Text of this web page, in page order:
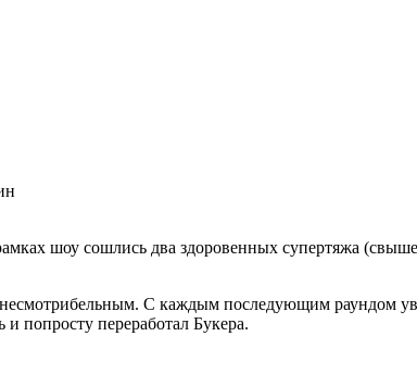
шоу сошлись два здоровенных супертяжа
С каждым последующим раундом
попросту переработал Букера.